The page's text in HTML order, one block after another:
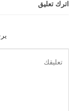
اترك تعليق